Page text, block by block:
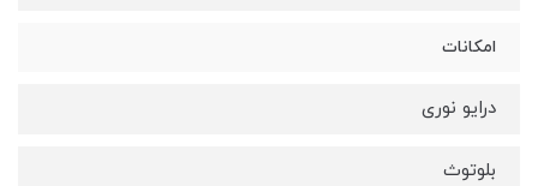
امکانات
درایو نوری
بلوتوث